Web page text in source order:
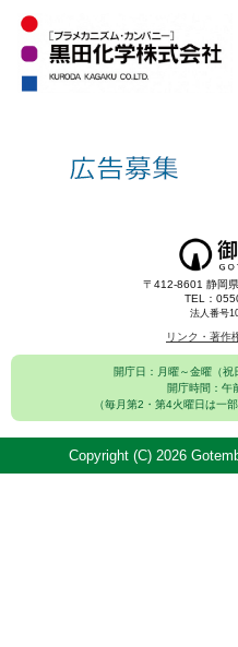
〒412-8601 静岡
TEL：
法人番号
リンク・著作
開庁日：月曜～金曜（祝
開庁時間：午
（毎月第2・第4火曜日は一
Copyright (C) 2026